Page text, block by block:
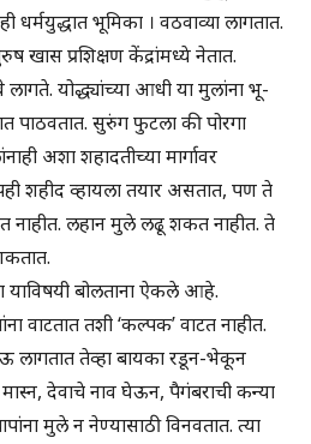
धर्मयुद्धात भूमिका । वठवाव्या लागतात.
खास प्रशिक्षण केंद्रांमध्ये नेतात.
लागते. योद्ध्यांच्या आधी या मुलांना भू-
पाठवतात. सुरुंग फुटला की पोरगा
अशा शहादतीच्या मार्गावर
शहीद व्हायला तयार असतात, पण ते
नाहीत. लहान मुले लढू शकत नाहीत. ते
याविषयी बोलताना ऐकले आहे.
वाटतात तशी ‘कल्पक’ वाटत नाहीत.
लागतात तेव्हा बायका रडून-भेकून
देवाचे नाव घेऊन, पैगंबराची कन्या
मुले न नेण्यासाठी विनवतात. त्या